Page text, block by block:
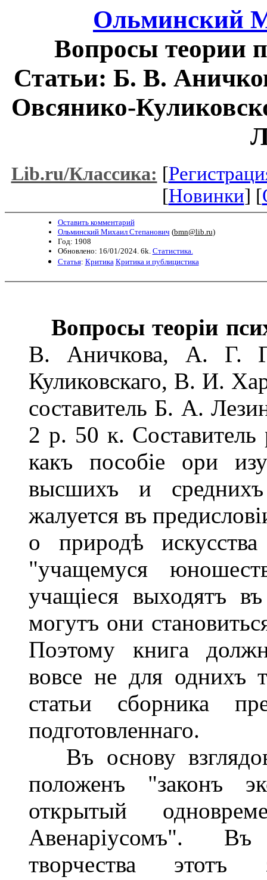
Ольминский
Вопросы теории
Статьи: Б. В.
Овсянико-
Lib.ru/Классика: [
[Новинки] [
Оставить комментарий
Ольминский Михаил Степанович (bmn@lib.ru)
Год: 1908
Обновлено: 16/01/2024. 6k. Статистика.
Статья: Критика Критика и публицистика
Вопросы теоріи
В. Аничкова, А. Г.
Куликовскаго, В. И.
составитель Б. А.
2 р. 50 к. Составитель
какъ пособіе ори
высшихъ и
жалуется въ
о природѣ
"учащемуся
учащіеся выходятъ
могутъ они
Поэтому книга
вовсе не для однихъ
статьи сборника
подготовленнаго.
Въ основу
положенъ "законъ
открытый
Авенаріусомъ". Въ
творчества